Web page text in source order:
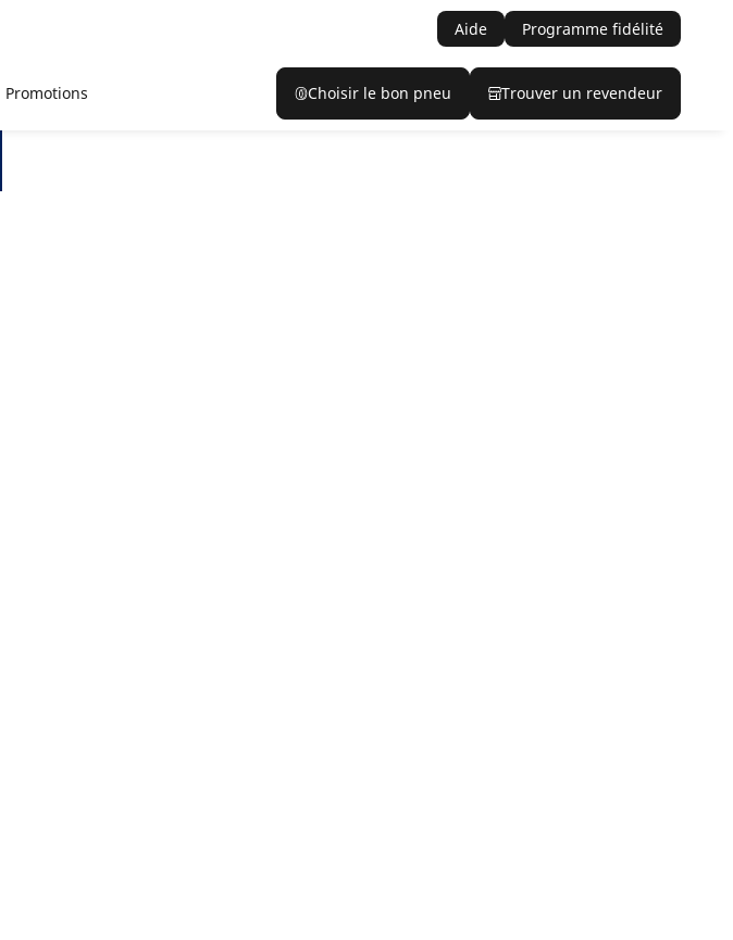
Aide Programme fidélité
Promotions Choisir le bon pneu Trouver un revendeur